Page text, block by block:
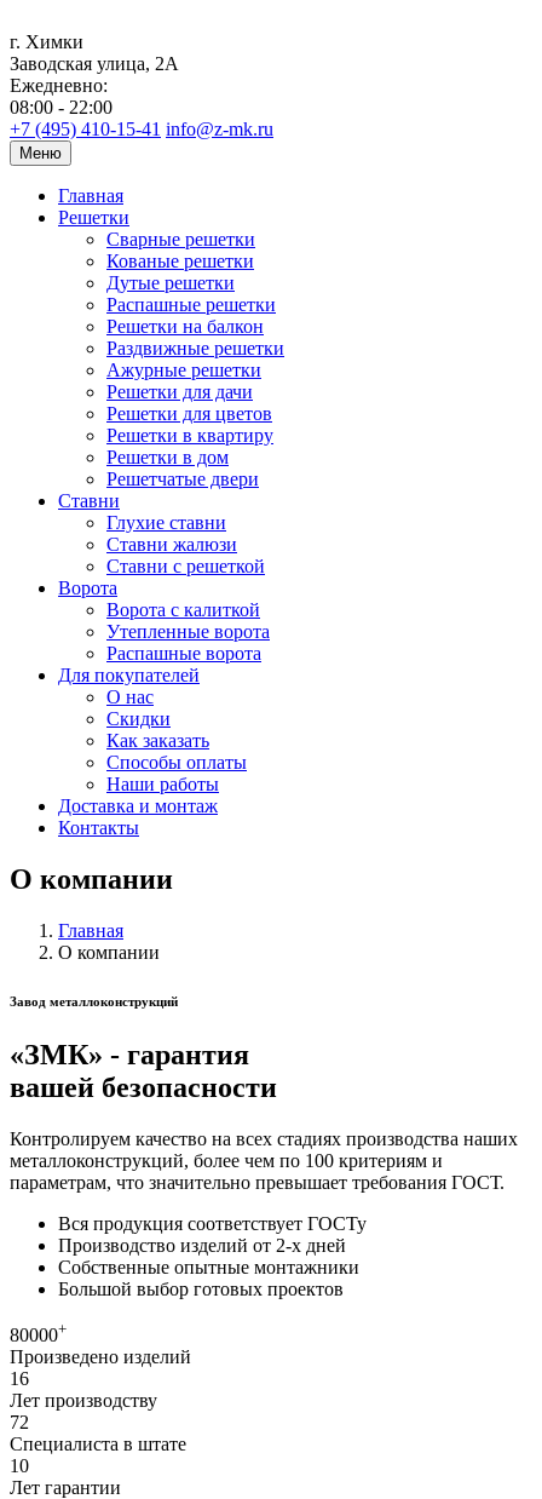
г. Химки
Заводская улица, 2А
Ежедневно:
08:00 - 22:00
+7 (495) 410-15-41 info@z-mk.ru
Меню
Главная
Решетки
Сварные решетки
Кованые решетки
Дутые решетки
Распашные решетки
Решетки на балкон
Раздвижные решетки
Ажурные решетки
Решетки для дачи
Решетки для цветов
Решетки в квартиру
Решетки в дом
Решетчатые двери
Ставни
Глухие ставни
Ставни жалюзи
Ставни с решеткой
Ворота
Ворота с калиткой
Утепленные ворота
Распашные ворота
Для покупателей
О нас
Скидки
Как заказать
Способы оплаты
Наши работы
Доставка и монтаж
Контакты
О компании
Главная
О компании
Завод металлоконструкций
«ЗМК» - гарантия
вашей безопасности
Контролируем качество на всех стадиях производства наших
металлоконструкций, более чем по 100 критериям и
параметрам, что значительно превышает требования ГОСТ.
Вся продукция соответствует ГОСТу
Производство изделий от 2-х дней
Собственные опытные монтажники
Большой выбор готовых проектов
80000+
Произведено изделий
16
Лет производству
72
Специалиста в штате
10
Лет гарантии